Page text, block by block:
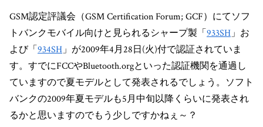
GSM認定評議会（GSM Certification Forum; GCF）にてソフ
トバンクモバイル向けと見られるシャープ製「933SH」お
よび「934SH」が2009年4月28日(火)付で認証されていま
す。すでにFCCやBluetooth.orgといった認証機関を通過し
ていますので夏モデルとして発表されるでしょう。ソフト
バンクの2009年夏モデルも5月中旬以降くらいに発表され
るかと思いますのでもう少しですかねぇ～？